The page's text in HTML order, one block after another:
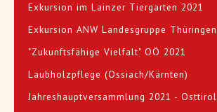
Exkursion im Lainzer Tiergarten 2021
Exkursion ANW Landesgruppe Thüringen
"Zukunftsfähige Vielfalt" OÖ 2021
Laubholzpflege (Ossiach/Kärnten)
Jahreshauptversammlung 2021 - Osttirol